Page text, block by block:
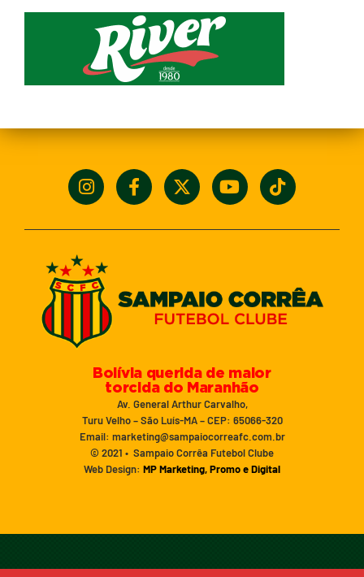
Bolívia querida de maior
torcida do Maranhão
Av. General Arthur Carvalho,
Turu Velho – São Luís-MA – CEP: 65066-320
Email: marketing@sampaiocorreafc.com.br
© 2021 • Sampaio Corrêa Futebol Clube
Web Design: MP Marketing, Promo e Digital